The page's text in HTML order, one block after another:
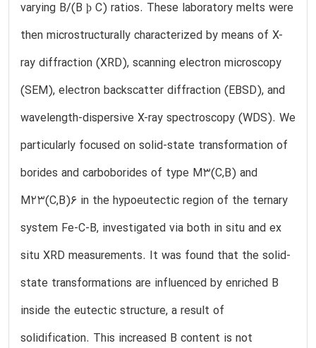
varying B/(B þ C) ratios. These laboratory melts were
then microstructurally characterized by means of X-
ray diffraction (XRD), scanning electron microscopy
(SEM), electron backscatter diffraction (EBSD), and
wavelength-dispersive X-ray spectroscopy (WDS). We
particularly focused on solid-state transformation of
borides and carboborides of type M3(C,B) and
M23(C,B)6 in the hypoeutectic region of the ternary
system Fe-C-B, investigated via both in situ and ex
situ XRD measurements. It was found that the solid-
state transformations are influenced by enriched B
inside the eutectic structure, a result of
solidification. This increased B content is not